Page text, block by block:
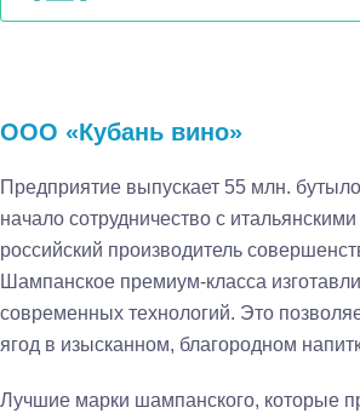
ООО «Кубань вино»
Предприятие выпускает 55 млн.
начало сотрудничество с
российский производитель
Шампанское премиум-класса
современных технологий. Это
ягод в изысканном, благородном
Лучшие марки шампанского, которые